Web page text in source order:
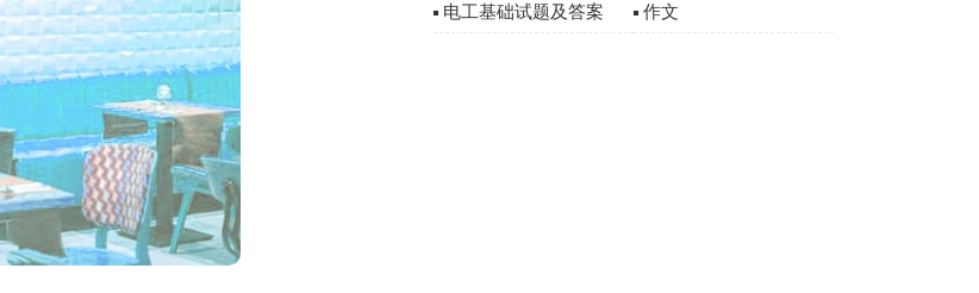
卷
电工基础试题及答案 作文